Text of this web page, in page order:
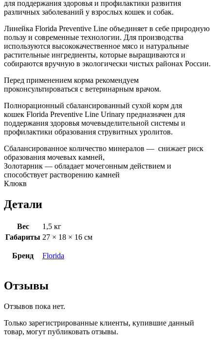
для поддержания здоровья и профилактики развития
различных заболеваний у взрослых кошек и собак.
Линейка Florida Preventive Line объединяет в себе природную
пользу и современные технологии. Для производства
используются высококачественное мясо и натуральные
растительные ингредиенты, которые выращиваются и
собираются вручную в экологически чистых районах России.
Перед применением корма рекомендуем
проконсультироваться с ветеринарным врачом.
Полнорационный сбалансированный сухой корм для
кошек Florida Preventive Line Urinary предназначен для
поддержания здоровья мочевыделительной системы и
профилактики образования струвитных уролитов.
Сбалансированное количество минералов — снижает риск
образования мочевых камней,
Золотарник — обладает мочегонным действием и
способствует растворению камней
Клюкв
Детали
Вес
1,5 кг
Габариты 27 × 18 × 16 см
Бренд Florida
Отзывы
Отзывов пока нет.
Только зарегистрированные клиенты, купившие данный
товар, могут публиковать отзывы.